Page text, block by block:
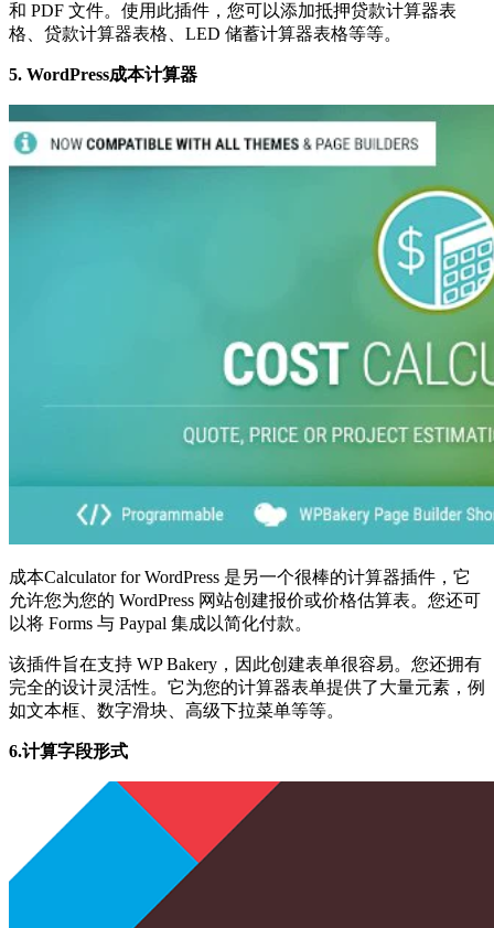
和 PDF 文件。使用此插件，您可以添加抵押贷款计算器表
格、贷款计算器表格、LED 储蓄计算器表格等等。
5. WordPress成本计算器
成本Calculator for WordPress 是另一个很棒的计算器插件，它
允许您为您的 WordPress 网站创建报价或价格估算表。您还可
以将 Forms 与 Paypal 集成以简化付款。
该插件旨在支持 WP Bakery，因此创建表单很容易。您还拥有
完全的设计灵活性。它为您的计算器表单提供了大量元素，例
如文本框、数字滑块、高级下拉菜单等等。
6.计算字段形式